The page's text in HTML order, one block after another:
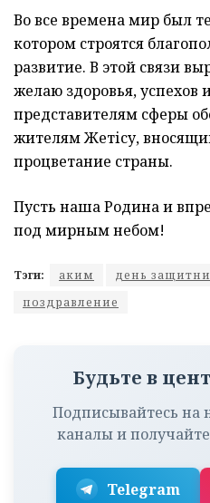
Во все времена мир был
котором строятся
развитие. В этой связи
желаю здоровья, успехов
представителям сферы
жителям Жетісу,
процветание страны.
Пусть наша Родина и
под мирным небом!
Тэги: аким
день
поздравление
Будьте в
Подписывайтесь
каналы и
Telegram